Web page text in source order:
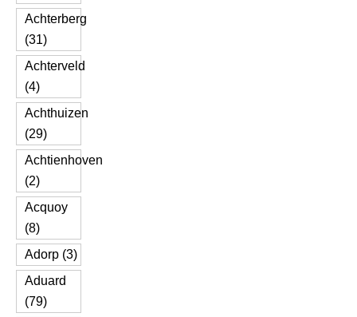
Achterberg
(31)
Achterveld
(4)
Achthuizen
(29)
Achtienhoven
(2)
Acquoy
(8)
Adorp (3)
Aduard
(79)